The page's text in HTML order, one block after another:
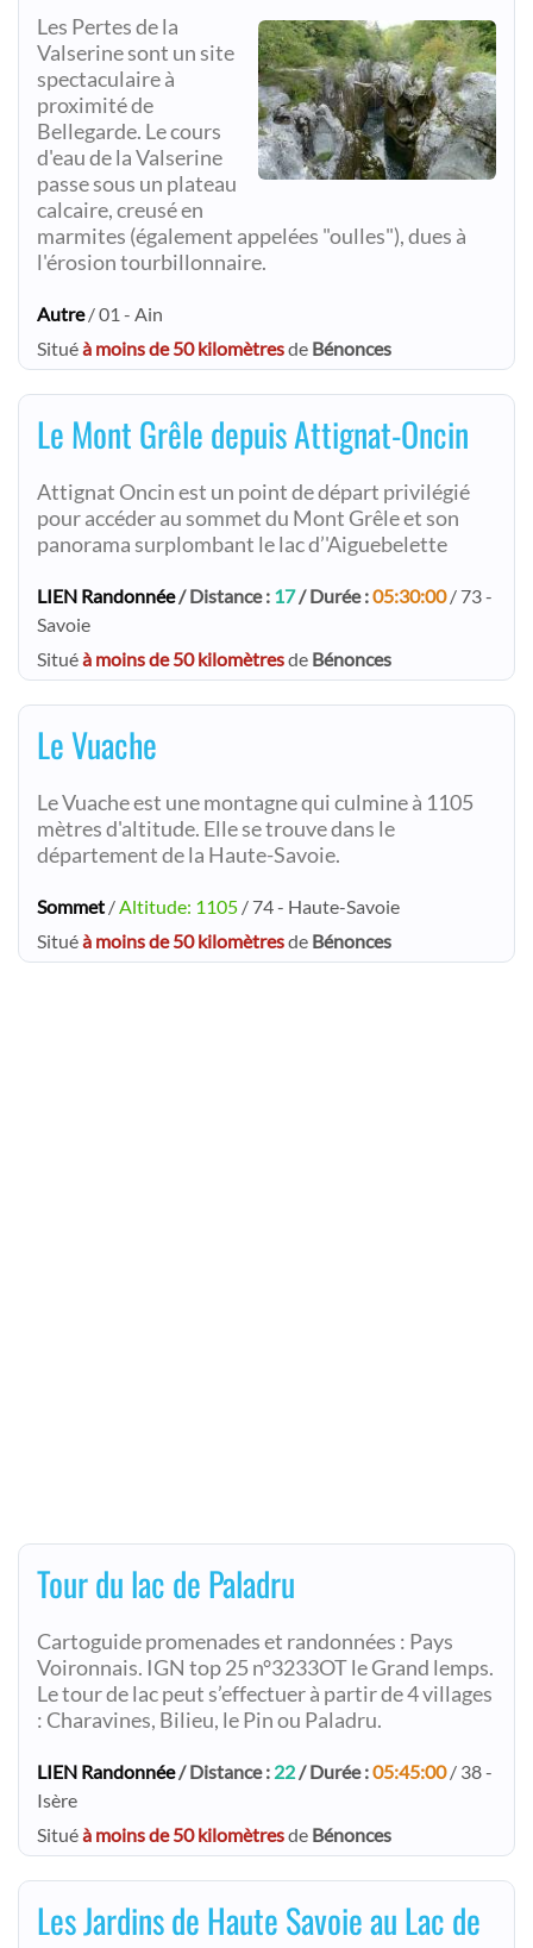
Les Pertes de la
Valserine sont un site
spectaculaire à
proximité de
Bellegarde. Le cours
d'eau de la Valserine
passe sous un plateau
calcaire, creusé en
marmites (également appelées "oulles"), dues à
l'érosion tourbillonnaire.
Autre/ 01 - Ain
Situéà moins de 50 kilomètresde Bénonces
Le Mont Grêle depuis Attignat-Oncin
Attignat Oncin est un point de départ privilégié
pour accéder au sommet du Mont Grêle et son
panorama surplombant le lac d’'Aiguebelette
LIEN Randonnée/ Distance : 17/ Durée :05:30:00/ 73 -
Savoie
Situéà moins de 50 kilomètresde Bénonces
Le Vuache
Le Vuache est une montagne qui culmine à 1105
mètres d'altitude. Elle se trouve dans le
département de la Haute-Savoie.
Sommet /Altitude: 1105 / 74 - Haute-Savoie
Situéà moins de 50 kilomètresde Bénonces
Tour du lac de Paladru
Cartoguide promenades et randonnées : Pays
Voironnais. IGN top 25 n°3233OT le Grand lemps.
Le tour de lac peut s’effectuer à partir de 4 villages
: Charavines, Bilieu, le Pin ou Paladru.
LIEN Randonnée/ Distance : 22/ Durée :05:45:00/ 38 -
Isère
Situéà moins de 50 kilomètresde Bénonces
Les Jardins de Haute Savoie au Lac de